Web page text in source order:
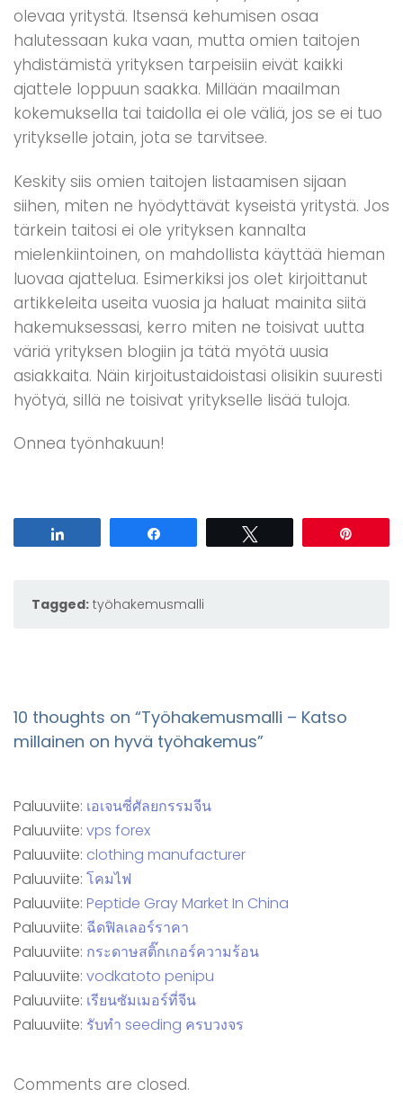
olevaa yritystä. Itsensä kehumisen osaa
halutessaan kuka vaan, mutta omien taitojen
yhdistämistä yrityksen tarpeisiin eivät kaikki
ajattele loppuun saakka. Millään maailman
kokemuksella tai taidolla ei ole väliä, jos se ei tuo
yritykselle jotain, jota se tarvitsee.
Keskity siis omien taitojen listaamisen sijaan
siihen, miten ne hyödyttävät kyseistä yritystä. Jos
tärkein taitosi ei ole yrityksen kannalta
mielenkiintoinen, on mahdollista käyttää hieman
luovaa ajattelua. Esimerkiksi jos olet kirjoittanut
artikkeleita useita vuosia ja haluat mainita siitä
hakemuksessasi, kerro miten ne toisivat uutta
väriä yrityksen blogiin ja tätä myötä uusia
asiakkaita. Näin kirjoitustaidoistasi olisikin suuresti
hyötyä, sillä ne toisivat yritykselle lisää tuloja.
Onnea työnhakuun!
Tagged: työhakemusmalli
10 thoughts on “Työhakemusmalli – Katso
millainen on hyvä työhakemus”
Paluuviite: เอเจนซี่ศัลยกรรมจีน
Paluuviite: vps forex
Paluuviite: clothing manufacturer
Paluuviite: โคมไฟ
Paluuviite: Peptide Gray Market In China
Paluuviite: ฉีดฟิลเลอร์ราคา
Paluuviite: กระดาษสติ๊กเกอร์ความร้อน
Paluuviite: vodkatoto penipu
Paluuviite: เรียนซัมเมอร์ที่จีน
Paluuviite: รับทำ seeding ครบวงจร
Comments are closed.